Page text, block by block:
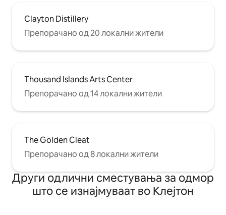
Clayton Distillery
Препорачано од 20 локални жители
Thousand Islands Arts Center
Препорачано од 14 локални жители
The Golden Cleat
Препорачано од 8 локални жители
Други одлични сместувања за одмор
што се изнајмуваат во Клејтон